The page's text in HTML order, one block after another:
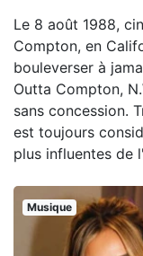
Le 8 août 1988,
Compton, en
bouleverser à
Outta Compton,
sans concession.
est toujours
plus influentes de
Musique